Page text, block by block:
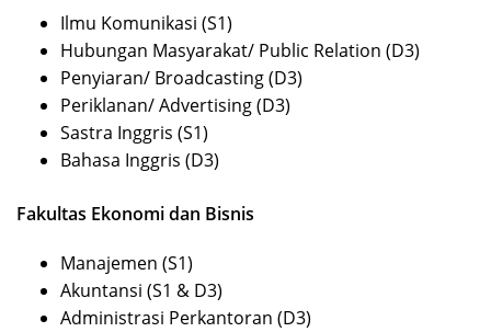
Ilmu Komunikasi (S1)
Hubungan Masyarakat/ Public Relation (D3)
Penyiaran/ Broadcasting (D3)
Periklanan/ Advertising (D3)
Sastra Inggris (S1)
Bahasa Inggris (D3)
Fakultas Ekonomi dan Bisnis
Manajemen (S1)
Akuntansi (S1 & D3)
Administrasi Perkantoran (D3)